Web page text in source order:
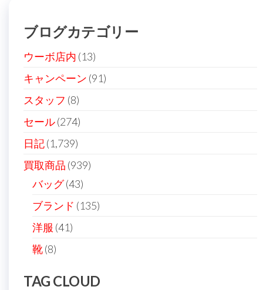
シ
ョ
ン
ブログカテゴリー
ウーボ店内 (13)
キャンペーン (91)
スタッフ (8)
セール(274)
日記(1,739)
買取商品 (939)
バッグ(43)
ブランド (135)
洋服 (41)
靴(8)
TAG CLOUD